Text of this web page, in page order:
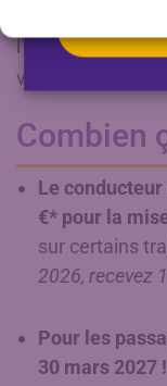
indiquez votre
l’horaire
votre trajet est
Combien
Le
€* pour la
sur certains
2026, recevez
Pour les
30 mars 2027 !